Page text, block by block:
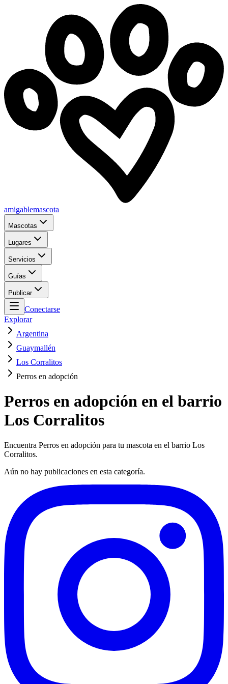
amigablemascota
Mascotas
Lugares
Servicios
Guías
Publicar
Conectarse
Explorar
Argentina
Guaymallén
Los Corralitos
Perros en adopción
Perros en adopción en el barrio
Los Corralitos
Encuentra Perros en adopción para tu mascota en el barrio Los
Corralitos.
Aún no hay publicaciones en esta categoría.